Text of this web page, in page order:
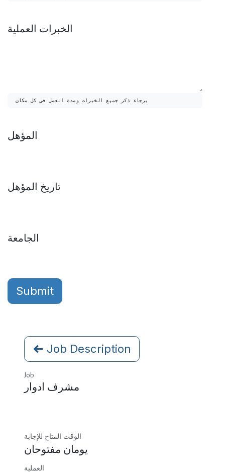
الخبرات العملية
برجاء ذكر جميع الخبرات ومدة العمل في كل مكان
المؤهل
تاريخ المؤهل
الجامعة
Submit
Job Description
Job
مشرف ادوار
الوقت المتاح للإجابة
يومان مفتوحان
العملية